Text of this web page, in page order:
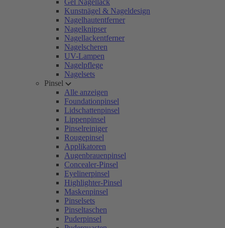
Gel Nagellack
Kunstnägel & Nageldesign
Nagelhautentferner
Nagelknipser
Nagellackentferner
Nagelscheren
UV-Lampen
Nagelpflege
Nagelsets
Pinsel
Alle anzeigen
Foundationpinsel
Lidschattenpinsel
Lippenpinsel
Pinselreiniger
Rougepinsel
Applikatoren
Augenbrauenpinsel
Concealer-Pinsel
Eyelinerpinsel
Highlighter-Pinsel
Maskenpinsel
Pinselsets
Pinseltaschen
Puderpinsel